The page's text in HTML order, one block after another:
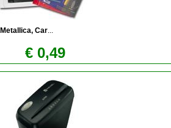
Car...
€ 0,49